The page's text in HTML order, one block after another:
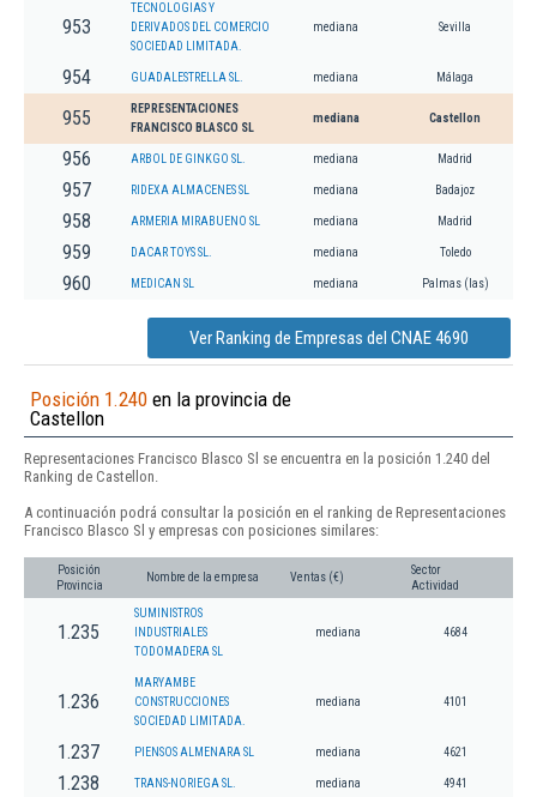
953
TECNOLOGIAS Y
DERIVADOS DEL COMERCIO
SOCIEDAD LIMITADA.
mediana Sevilla
954 GUADALESTRELLA SL. mediana Málaga
955
REPRESENTACIONES
FRANCISCO BLASCO SL
mediana Castellon
956 ARBOL DE GINKGO SL. mediana Madrid
957 RIDEXA ALMACENES SL mediana Badajoz
958 ARMERIA MIRABUENO SL mediana Madrid
959 DACAR TOYS SL. mediana Toledo
960 MEDICAN SL mediana Palmas (las)
Ver Ranking de Empresas del CNAE 4690
Posición 1.240 en la provincia de
Castellon
Representaciones Francisco Blasco Sl se encuentra en la posición 1.240 del
Ranking de Castellon.
A continuación podrá consultar la posición en el ranking de Representaciones
Francisco Blasco Sl y empresas con posiciones similares:
Posición
Provincia
Nombre de la empresa Ventas (€)
Sector
Actividad
1.235
SUMINISTROS
INDUSTRIALES
TODOMADERA SL
mediana 4684
1.236
MARYAMBE
CONSTRUCCIONES
SOCIEDAD LIMITADA.
mediana 4101
1.237 PIENSOS ALMENARA SL mediana 4621
1.238 TRANS-NORIEGA SL. mediana 4941